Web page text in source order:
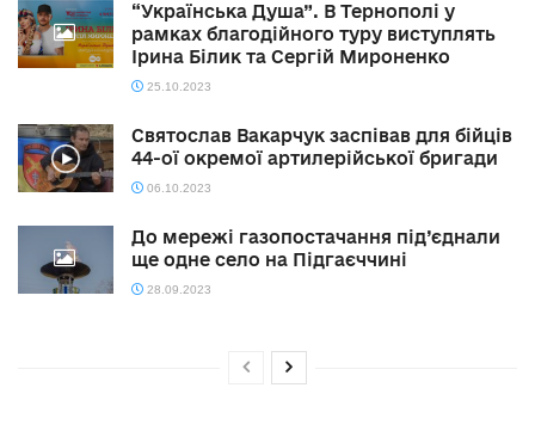
“Українська Душа”. В Тернополі у
рамках благодійного туру виступлять
Ірина Білик та Сергій Мироненко
25.10.2023
Святослав Вакарчук заспівав для бійців
44-ої окремої артилерійської бригади
06.10.2023
До мережі газопостачання під’єднали
ще одне село на Підгаєччині
28.09.2023